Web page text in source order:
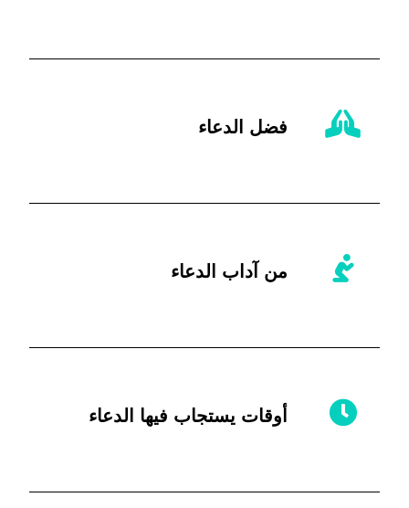
فضل الدعاء
من آداب الدعاء
أوقات يستجاب فيها الدعاء